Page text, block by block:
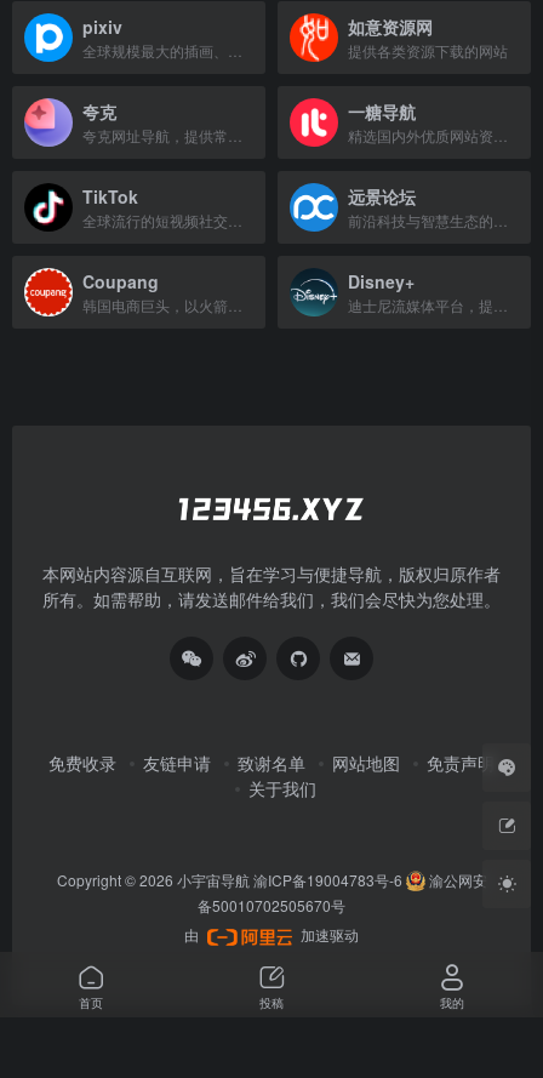
pixiv 如意资源网
提供各类资源下载的网站
夸克 一糖导航
TikTok 远景论坛
Coupang Disney+
本网站内容源自互联网，旨在学习与便捷导航，版权归原作者
所有。如需帮助，请发送邮件给我们，我们会尽快为您处理。
免费收录 友链申请 致谢名单 网站地图
免责声明
关于我们
Copyright © 2026 小宇宙导航 渝ICP备19004783号-6
渝公网安
备50010702505670号
由
加速驱动
首页 投稿 我的